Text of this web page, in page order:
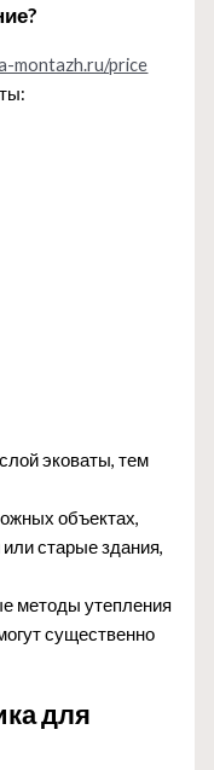
montazh.ru/price
эковаты, тем
объектах,
старые здания,
методы утепления
существенно
для